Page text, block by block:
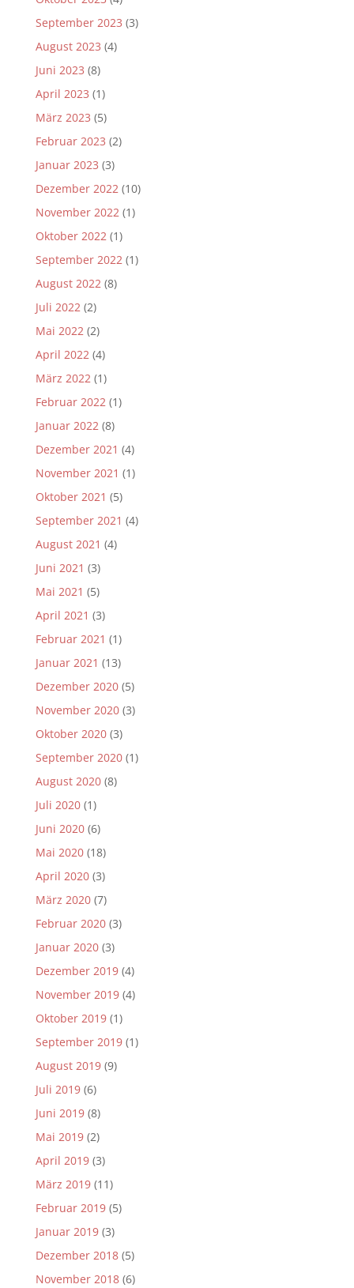
September 2023 (3)
August 2023 (4)
Juni 2023 (8)
April 2023 (1)
März 2023 (5)
Februar 2023 (2)
Januar 2023 (3)
Dezember 2022 (10)
November 2022 (1)
Oktober 2022 (1)
September 2022 (1)
August 2022 (8)
Juli 2022 (2)
Mai 2022 (2)
April 2022 (4)
März 2022 (1)
Februar 2022 (1)
Januar 2022 (8)
Dezember 2021 (4)
November 2021 (1)
Oktober 2021 (5)
September 2021 (4)
August 2021 (4)
Juni 2021 (3)
Mai 2021 (5)
April 2021 (3)
Februar 2021 (1)
Januar 2021 (13)
Dezember 2020(5)
November 2020(3)
Oktober 2020(3)
September 2020(1)
August 2020(8)
Juli 2020(1)
Juni 2020(6)
Mai 2020(18)
April 2020(3)
März 2020(7)
Februar 2020(3)
Januar 2020(3)
Dezember 2019(4)
November 2019(4)
Oktober 2019(1)
September 2019(1)
August 2019(9)
Juli 2019(6)
Juni 2019(8)
Mai 2019(2)
April 2019(3)
März 2019(11)
Februar 2019(5)
Januar 2019(3)
Dezember 2018(5)
November 2018(6)